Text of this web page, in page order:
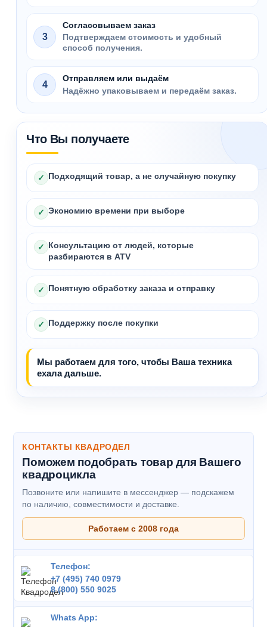
3
Согласовываем заказ
Подтверждаем стоимость и удобный
способ получения.
4
Отправляем или выдаём
Надёжно упаковываем и передаём заказ.
Что Вы получаете
✓ Подходящий товар, а не случайную покупку
✓ Экономию времени при выборе
✓ Консультацию от людей, которые
разбираются в ATV
✓ Понятную обработку заказа и отправку
✓ Поддержку после покупки
Мы работаем для того, чтобы Ваша техника
ехала дальше.
КОНТАКТЫ КВАДРОДЕЛ
Поможем подобрать товар для Вашего
квадроцикла
Позвоните или напишите в мессенджер — подскажем
по наличию, совместимости и доставке.
Работаем с 2008 года
Телефон:
+7 (495) 740 0979
8 (800) 550 9025
Whats App: